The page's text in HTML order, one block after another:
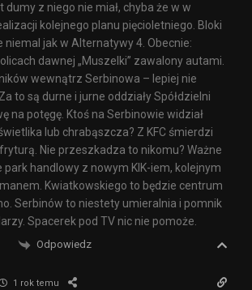
dumy z niego nie miał, chyba że w w
kolejnego planu pięcioletniego. Bloki
niemal jak w Alternatywy 4. Obecnie:
dawnej „Muszelki” zawalony autami.
wewnątrz Serbinowa – lepiej nie
to są durne i jurne oddziały Spółdzielni
na potęgę. Ktoś na Serbinowie widział
lub chrabąszcza? Z KFC śmierdzi
Nie przeszkadza to nikomu? Ważne
park handlowy z nowym KIK-iem, kolejnym
Kwiatkowskiego to będzie centrum
Serbinów to niestety umieralnia i pomnik
Spacerek pod TV nic nie pomoże.
Odpowiedz
1 rok temu